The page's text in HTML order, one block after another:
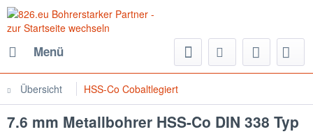
Menü
Übersicht HSS-Co Cobaltlegiert
7.6 mm Metallbohrer HSS-Co DIN 338 Typ